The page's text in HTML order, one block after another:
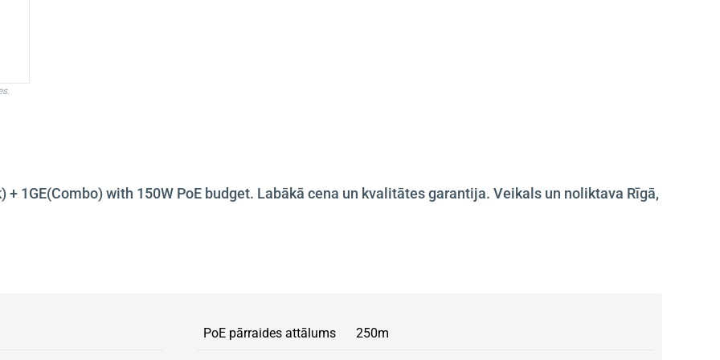
+ 1GE(Combo) with 150W PoE budget. Labākā cena un kvalitātes garantija. Veikals un noliktava Rīgā,
PoE pārraides attālums 250m